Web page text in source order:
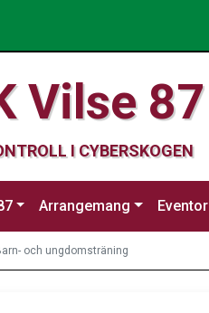
Vilse 87
I CYBERSKOGEN
Arrangemang Eventor
och ungdomsträning